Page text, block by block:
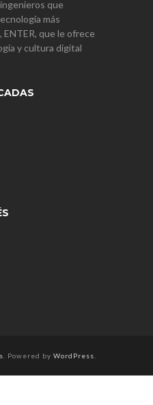
que
más
que le ofrece
y cultura digital
. Powered by WordPress